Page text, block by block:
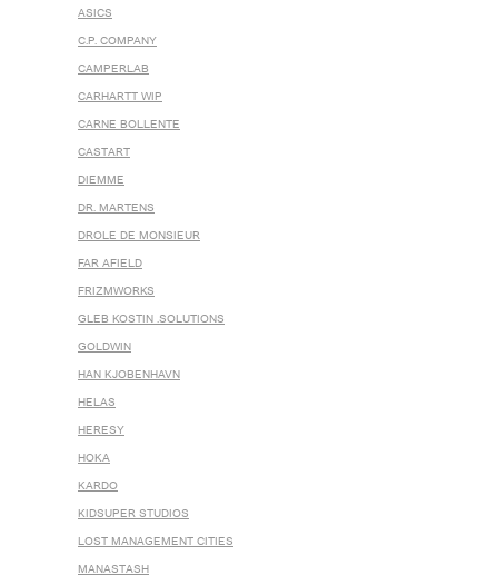
ASICS
C.P. COMPANY
CAMPERLAB
CARHARTT WIP
CARNE BOLLENTE
CASTART
DIEMME
DR. MARTENS
DROLE DE MONSIEUR
FAR AFIELD
FRIZMWORKS
GLEB KOSTIN .SOLUTIONS
GOLDWIN
HAN KJOBENHAVN
HELAS
HERESY
HOKA
KARDO
KIDSUPER STUDIOS
LOST MANAGEMENT CITIES
MANASTASH